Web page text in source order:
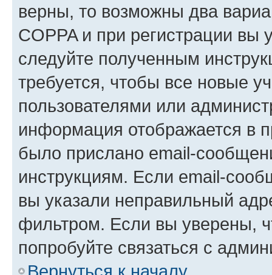
верны, то возможны два
COPPA и при регистрации вы
следуйте полученным
требуется, чтобы все новые
пользователями или
информация отображается в
было прислано email-
инструкциям. Если email-
вы указали неправильный
фильтром. Если вы уверены,
попробуйте связаться с
Вернуться к началу